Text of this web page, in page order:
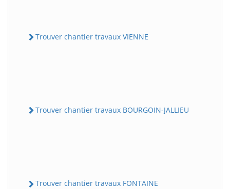
Trouver chantier travaux VIENNE
Trouver chantier travaux BOURGOIN-JALLIEU
Trouver chantier travaux FONTAINE